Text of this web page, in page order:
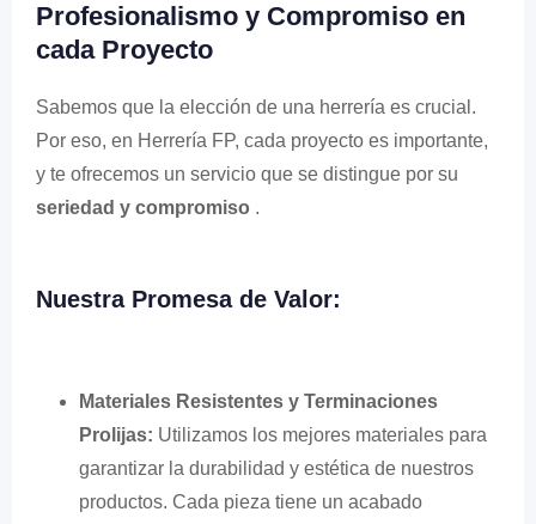
Profesionalismo y Compromiso en
cada Proyecto
Sabemos que la elección de una herrería es crucial.
Por eso, en Herrería FP, cada proyecto es importante,
y te ofrecemos un servicio que se distingue por su
seriedad y compromiso .
Nuestra Promesa de Valor:
Materiales Resistentes y Terminaciones
Prolijas: Utilizamos los mejores materiales para
garantizar la durabilidad y estética de nuestros
productos. Cada pieza tiene un acabado